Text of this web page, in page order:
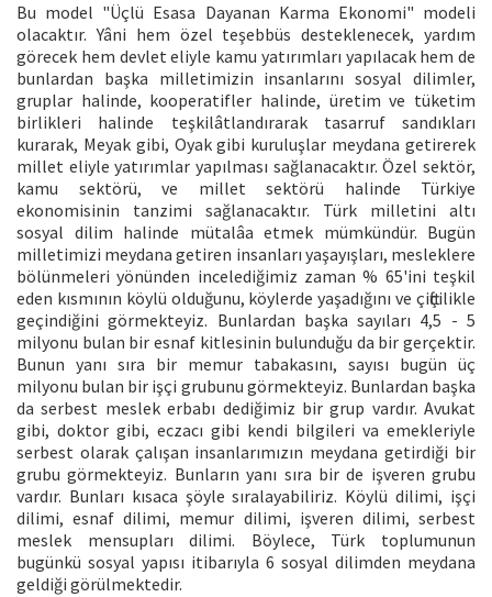
Bu model "Üçlü Esasa Dayanan Karma Ekonomi" modeli
olacaktır. Yâni hem özel teşebbüs desteklenecek, yardım
görecek hem devlet eliyle kamu yatırımları yapılacak hem de
bunlardan başka milletimizin insanlarını sosyal dilimler,
gruplar halinde, kooperatifler halinde, üretim ve tüketim
birlikleri halinde teşkilâtlandırarak tasarruf sandıkları
kurarak, Meyak gibi, Oyak gibi kuruluşlar meydana getirerek
millet eliyle yatırımlar yapılması sağlanacaktır. Özel sektör,
kamu sektörü, ve millet sektörü halinde Türkiye
ekonomisinin tanzimi sağlanacaktır. Türk milletini altı
sosyal dilim halinde mütalâa etmek mümkündür. Bugün
milletimizi meydana getiren insanları yaşayışları, mesleklere
bölünmeleri yönünden incelediğimiz zaman % 65'ini teşkil
eden kısmının köylü olduğunu, köylerde yaşadığını ve çiftçilikle
geçindiğini görmekteyiz. Bunlardan başka sayıları 4,5 - 5
milyonu bulan bir esnaf kitlesinin bulunduğu da bir gerçektir.
Bunun yanı sıra bir memur tabakasını, sayısı bugün üç
milyonu bulan bir işçi grubunu görmekteyiz. Bunlardan başka
da serbest meslek erbabı dediğimiz bir grup vardır. Avukat
gibi, doktor gibi, eczacı gibi kendi bilgileri va emekleriyle
serbest olarak çalışan insanlarımızın meydana getirdiği bir
grubu görmekteyiz. Bunların yanı sıra bir de işveren grubu
vardır. Bunları kısaca şöyle sıralayabiliriz. Köylü dilimi, işçi
dilimi, esnaf dilimi, memur dilimi, işveren dilimi, serbest
meslek mensupları dilimi. Böylece, Türk toplumunun
bugünkü sosyal yapısı itibarıyla 6 sosyal dilimden meydana
geldiği görülmektedir.